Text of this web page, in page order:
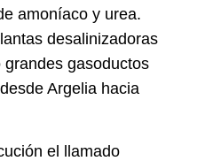
amoníaco y urea.
desalinizadoras
gasoductos
Argelia hacia
el llamado